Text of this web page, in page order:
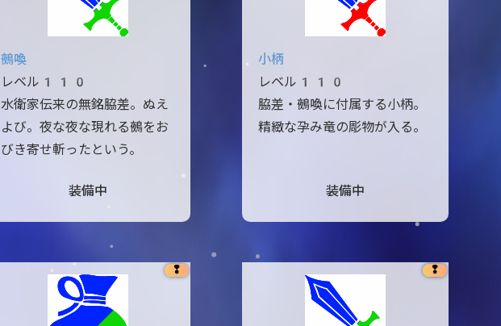
鵺喚
レベル110
水衛家伝来の無銘脇差。ぬえ
よび。夜な夜な現れる鵺をお
びき寄せ斬ったという。
装備中
小柄
レベル110
脇差・鵺喚に付属する小柄。
精緻な孕み竜の彫物が入る。
装備中
❢ ❢